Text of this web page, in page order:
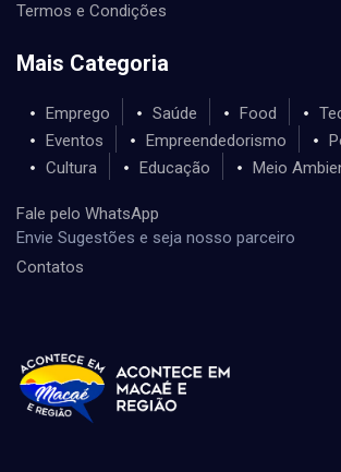
Termos e Condições
Mais Categoria
Emprego Saúde Food
Eventos
Empreendedorismo
Cultura
Educação Meio
Fale pelo WhatsApp
Envie Sugestões e seja nosso parceiro
Contatos